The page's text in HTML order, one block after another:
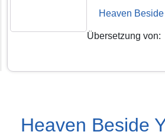
Heaven Beside
Übersetzung von:
Heaven Beside